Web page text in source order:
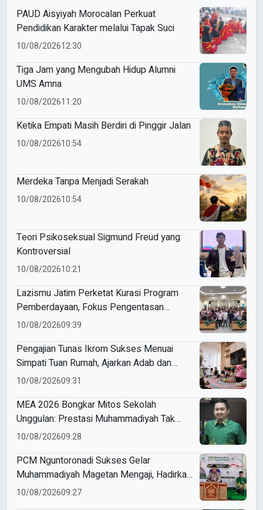
PAUD Aisyiyah Morocalan Perkuat
Pendidikan Karakter melalui Tapak Suci
10/08/202612:30
Tiga Jam yang Mengubah Hidup Alumni
UMS Amna
10/08/202611:20
Ketika Empati Masih Berdiri di Pinggir Jalan
10/08/202610:54
Merdeka Tanpa Menjadi Serakah
10/08/202610:54
Teori Psikoseksual Sigmund Freud yang
Kontroversial
10/08/202610:21
Lazismu Jatim Perketat Kurasi Program
Pemberdayaan, Fokus Pengentasan
Kemiskinan Berkelanjutan
10/08/202609:39
Pengajian Tunas Ikrom Sukses Menuai
Simpati Tuan Rumah, Ajarkan Adab dan
Pererat Silaturahmi Siswa
10/08/202609:31
MEA 2026 Bongkar Mitos Sekolah
Unggulan: Prestasi Muhammadiyah Tak
Lagi Milik Pusat Kota
10/08/202609:28
PCM Nguntoronadi Sukses Gelar
Muhammadiyah Magetan Mengaji, Hadirkan
350 Jamaah
10/08/202609:27